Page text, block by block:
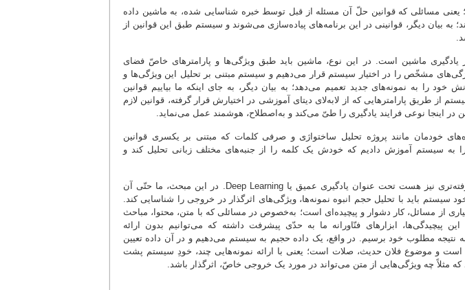
یعنی مسائلی که قوانین حلّ آن مسئله از قبل توسط خبره شناسایی شده، به ماشین داده
بیان دیگر، قوانینی در این برنامه‌های پیاده‌سازی می‌شوند و سیستم طبق این قوانین از
ماشین است. در این نوع، ماشین باید طبق ویژگی‌ها و پارامترهای خاصّ فضای
مشخّص را در اختیار سیستم قرار می‌دهیم و سیستم مبتنی بر تحلیل این ویژگی‌ها و
را به نمونه‌های جدید تعمیم می‌دهد؛ به بیان دیگر، به جای اینکه ما بیاییم قوانین
از طریق پارامترهایی که از لابه‌لای دیتای آموزشی در اختیارش قرار گرفته، قوانین لازم
در اینجا نوعی فرایند یادگیری را طیّ می‌کند و به‌اصطلاح، هوشمند عمل می‌نماید.
خودمان مانند پروژه تحلیل ساختواژی و صرفی کلمات که مبتنی بر یکسری قوانین
به سیستم آموزش دادیم که خودش یک کلمه را از جنبه‌های مختلف زبانی تحلیل کند و
در قسمت یادگیری ماشین، یک نسل پیشرفته‌تری نیز هست تحت عنوان یادگیری عمیق یا Deep Learning. در این مبحث، ما حتّی آن
سیستم باید با تحلیل حجم انبوه نمونه‌ها، ویژگی‌های اثرگذار در خروجی را شناسایی کند.
از مسائل، کار دشوار و پیچیده‌ای است؛ به‌خصوص در مسائلی که با متن، محتوا، مباحث
پیچیدگی‌ها، ابزارهای فنّاورانه ما به حدّی پیشرفت داشته که می‌توانیم بدون ارائه
نتیجه مطلوب خود برسیم. در واقع، یک داده حجیم به سیستم می‌دهیم و در آن داده تعیین
و موضوع فلان حدیث، صلات است؛ یعنی با ارائه نمونه‌هایی چند، خودِ سیستم پشت
مثلاً چه ویژگی‌هایی از متن می‌تواند در مورد یک خروجی خاصّ، اثرگذار باشد.